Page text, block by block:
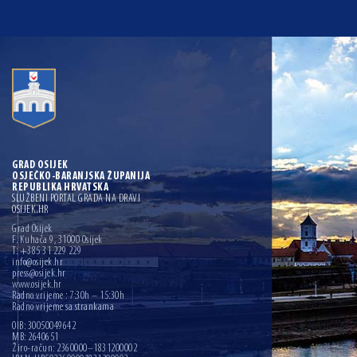
GRAD OSIJEK
OSJEČKO-BARANJSKA ŽUPANIJA
REPUBLIKA HRVATSKA
SLUŽBENI PORTAL GRADA NA DRAVI
OSIJEK.HR
Grad Osijek
F. Kuhača 9, 31000 Osijek
T: +385 31 229 229
info@osijek.hr
press@osijek.hr
www.osijek.hr
Radno vrijeme : 7:30h – 15:30h
Radno vrijeme sa strankama
OIB: 30050049642
MB: 2640651
Žiro-račun: 2360000–1831200002